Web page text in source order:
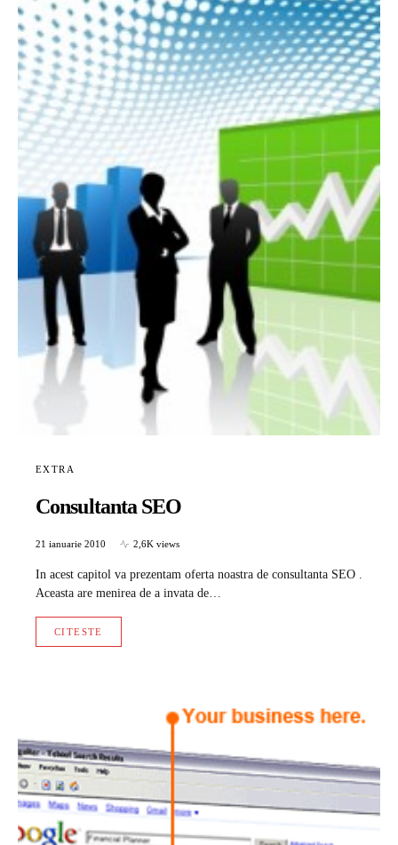
EXTRA
Consultanta SEO
21 ianuarie 2010 2,6K views
In acest capitol va prezentam oferta noastra de consultanta SEO .
Aceasta are menirea de a invata de…
CITESTE